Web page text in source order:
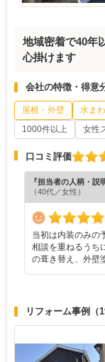
地域密着で40年
心掛けます
会社の特徴・得意
屋根・外壁 水ま
1000件以上
女性
口コミ評価
『担当者の人柄・説
（40代／女性）
当初は内装のみの
相談を重ねるうち
の葺き替え、外壁
リフォーム事例 （